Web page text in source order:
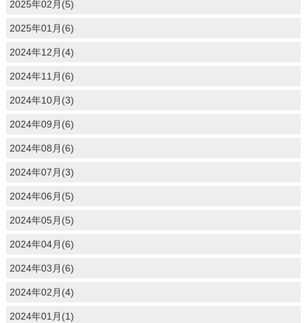
2025年02月(5)
2025年01月(6)
2024年12月(4)
2024年11月(6)
2024年10月(3)
2024年09月(6)
2024年08月(6)
2024年07月(3)
2024年06月(5)
2024年05月(5)
2024年04月(6)
2024年03月(6)
2024年02月(4)
2024年01月(1)